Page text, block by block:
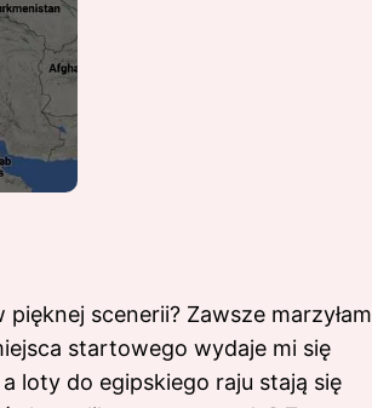
scenerii? Zawsze marzyłam
startowego wydaje mi się
loty do egipskiego raju stają się